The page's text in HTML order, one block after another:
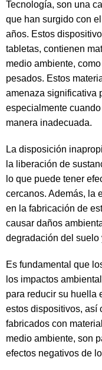
Tecnología, son una
que han surgido con
años. Estos
tabletas, contienen
medio ambiente,
pesados. Estos
amenaza significativa
especialmente
manera inadecuada.
La disposición
la liberación de
lo que puede tener
cercanos. Además, la
en la fabricación de
causar daños
degradación del suelo
Es fundamental que
los impactos
para reducir su huella
estos dispositivos, así
fabricados con
medio ambiente, son
efectos negativos de